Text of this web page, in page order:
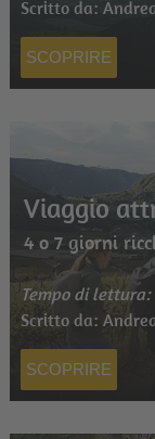
Scritto da:
SCOPRIRE
Viaggio
4 o 7 giorni
Tempo di lettura:
Scritto da:
SCOPRIRE